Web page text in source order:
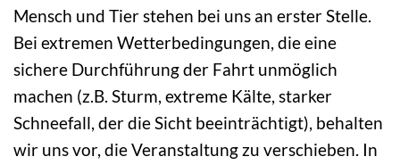
Mensch und Tier stehen bei uns an erster Stelle.
Bei extremen Wetterbedingungen, die eine
sichere Durchführung der Fahrt unmöglich
machen (z.B. Sturm, extreme Kälte, starker
Schneefall, der die Sicht beeinträchtigt), behalten
wir uns vor, die Veranstaltung zu verschieben. In